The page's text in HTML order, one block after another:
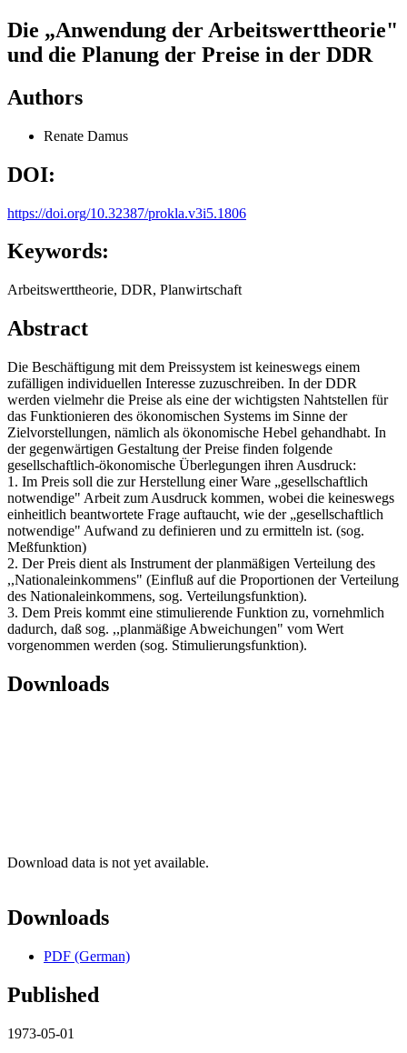
Die „Anwendung der Arbeitswerttheorie"
und die Planung der Preise in der DDR
Authors
Renate Damus
DOI:
https://doi.org/10.32387/prokla.v3i5.1806
Keywords:
Arbeitswerttheorie, DDR, Planwirtschaft
Abstract
Die Beschäftigung mit dem Preissystem ist keineswegs einem
zufälligen individuellen Interesse zuzuschreiben. In der DDR
werden vielmehr die Preise als eine der wichtigsten Nahtstellen für
das Funktionieren des ökonomischen Systems im Sinne der
Zielvorstellungen, nämlich als ökonomische Hebel gehandhabt. In
der gegenwärtigen Gestaltung der Preise finden folgende
gesellschaftlich-ökonomische Überlegungen ihren Ausdruck:
1. Im Preis soll die zur Herstellung einer Ware „gesellschaftlich
notwendige" Arbeit zum Ausdruck kommen, wobei die keineswegs
einheitlich beantwortete Frage auftaucht, wie der „gesellschaftlich
notwendige" Aufwand zu definieren und zu ermitteln ist. (sog.
Meßfunktion)
2. Der Preis dient als Instrument der planmäßigen Verteilung des
,,Nationaleinkommens" (Einfluß auf die Proportionen der Verteilung
des Nationaleinkommens, sog. Verteilungsfunktion).
3. Dem Preis kommt eine stimulierende Funktion zu, vornehmlich
dadurch, daß sog. ,,planmäßige Abweichungen" vom Wert
vorgenommen werden (sog. Stimulierungsfunktion).
Downloads
Download data is not yet available.
Downloads
PDF (German)
Published
1973-05-01